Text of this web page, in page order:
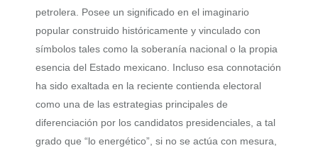
petrolera. Posee un significado en el imaginario
popular construido históricamente y vinculado con
símbolos tales como la soberanía nacional o la propia
esencia del Estado mexicano. Incluso esa connotación
ha sido exaltada en la reciente contienda electoral
como una de las estrategias principales de
diferenciación por los candidatos presidenciales, a tal
grado que “lo energético”, si no se actúa con mesura,